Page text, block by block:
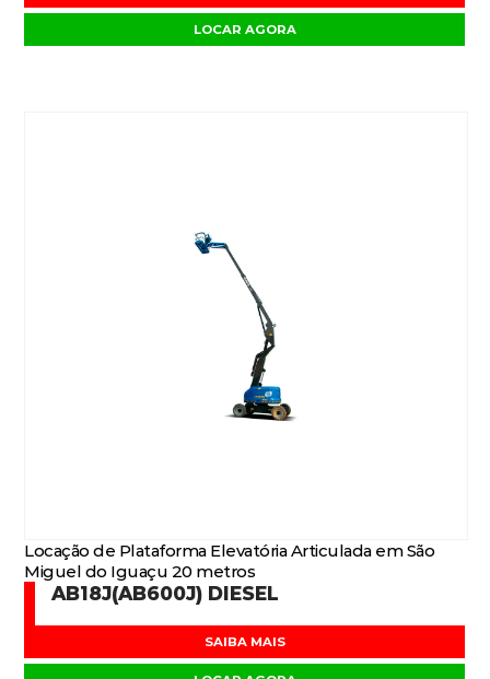
LOCAR AGORA
Locação de Plataforma Elevatória Articulada em São
Miguel do Iguaçu 20 metros
AB18J(AB600J) DIESEL
SAIBA MAIS